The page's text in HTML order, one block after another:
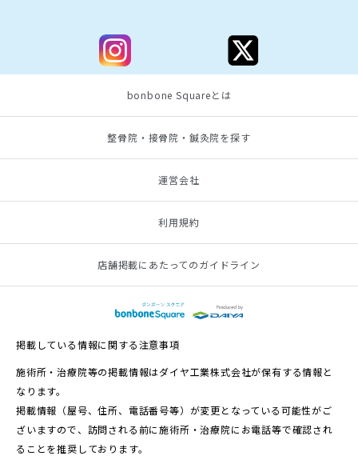
bonbone Squareとは
整骨院・接骨院・鍼灸院を探す
運営会社
利用規約
店舗掲載にあたってのガイドライン
掲載している情報に関する注意事項
施術所・治療院等の掲載情報はダイヤ工業株式会社が保有する情報と
なります。
掲載情報（屋号、住所、電話番号等）が変更となっている可能性がご
ざいますので、訪問される前に施術所・治療院にお電話等で確認され
ることを推奨しております。